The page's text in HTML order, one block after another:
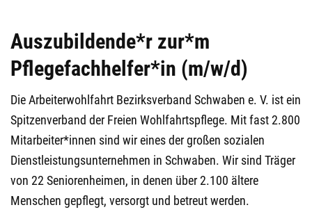
Auszubildende*r zur*m
Pflegefachhelfer*in (m/w/d)
Die Arbeiterwohlfahrt Bezirksverband Schwaben e. V. ist ein
Spitzenverband der Freien Wohlfahrtspflege. Mit fast 2.800
Mitarbeiter*innen sind wir eines der großen sozialen
Dienstleistungsunternehmen in Schwaben. Wir sind Träger
von 22 Seniorenheimen, in denen über 2.100 ältere
Menschen gepflegt, versorgt und betreut werden.